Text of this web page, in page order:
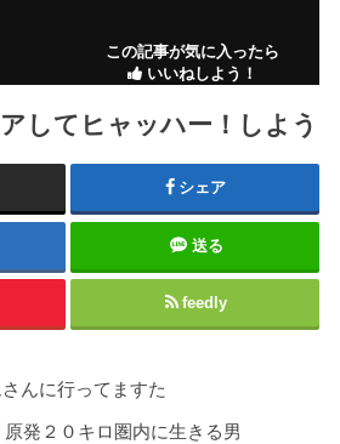
この記事が気に入ったら
いいねしよう！
してヒャッハー！しよう
シェア
送る
feedly
んに行ってますた
原発２０キロ圏内に生きる男